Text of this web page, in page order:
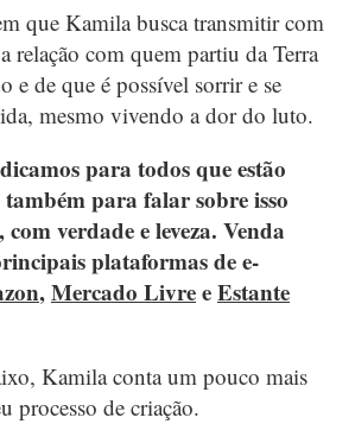
que Kamila busca transmitir com
relação com quem partiu da Terra
e de que é possível sorrir e se
mesmo vivendo a dor do luto.
para todos que estão
para falar sobre isso
verdade e leveza. Venda
plataformas de e-
,Mercado LivreeEstante
Kamila conta um pouco mais
processo de criação.